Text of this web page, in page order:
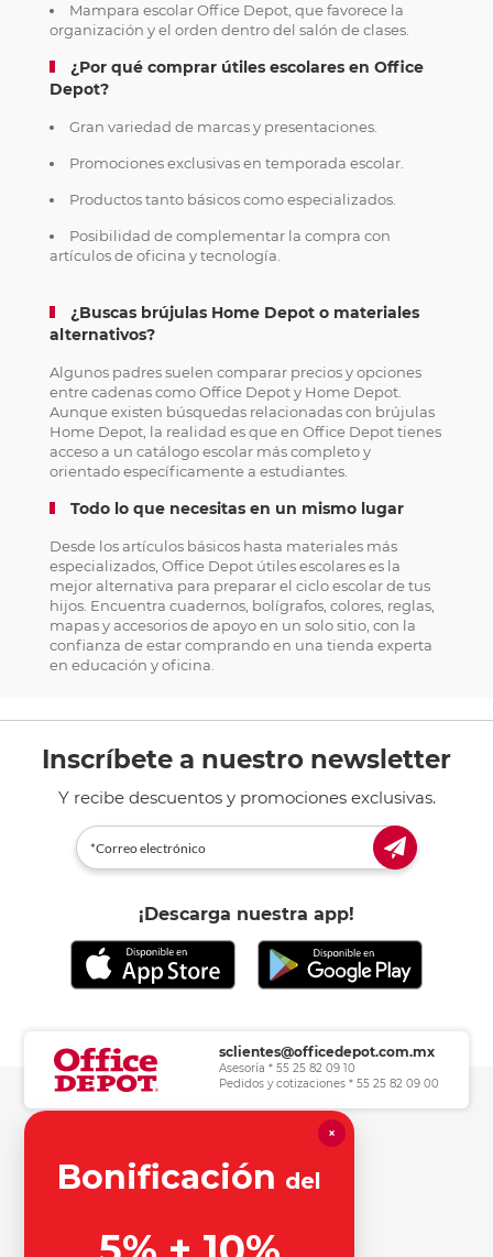
Mampara escolar Office Depot, que favorece la
organización y el orden dentro del salón de clases.
¿Por qué comprar útiles escolares en Office
Depot?
Gran variedad de marcas y presentaciones.
Promociones exclusivas en temporada escolar.
Productos tanto básicos como especializados.
Posibilidad de complementar la compra con
artículos de oficina y tecnología.
¿Buscas brújulas Home Depot o materiales
alternativos?
Algunos padres suelen comparar precios y opciones
entre cadenas como Office Depot y Home Depot.
Aunque existen búsquedas relacionadas con brújulas
Home Depot, la realidad es que en Office Depot tienes
acceso a un catálogo escolar más completo y
orientado específicamente a estudiantes.
Todo lo que necesitas en un mismo lugar
Desde los artículos básicos hasta materiales más
especializados, Office Depot útiles escolares es la
mejor alternativa para preparar el ciclo escolar de tus
hijos. Encuentra cuadernos, bolígrafos, colores, reglas,
mapas y accesorios de apoyo en un solo sitio, con la
confianza de estar comprando en una tienda experta
en educación y oficina.
Inscríbete a nuestro newsletter
Y recibe descuentos y promociones exclusivas.
¡Descarga nuestra app!
sclientes@officedepot.com.mx
Asesoría * 55 25 82 09 10
Pedidos y cotizaciones * 55 25 82 09 00
Herramientas de consulta
×
Bonificación del